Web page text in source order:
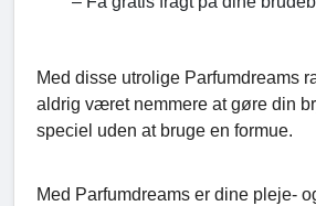
Med disse utrolige Parfumdreams
aldrig været nemmere at gøre din
speciel uden at bruge en formue.
Med Parfumdreams er dine pleje-